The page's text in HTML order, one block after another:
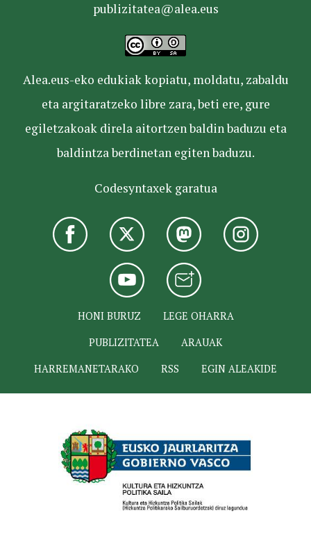
publizitatea@alea.eus
Alea.eus-eko edukiak kopiatu, moldatu, zabaldu
eta argitaratzeko libre zara, beti ere, gure
egiletzakoak direla aitortzen baldin baduzu eta
baldintza berdinetan egiten baduzu.
Codesyntaxek garatua
HONI BURUZ
LEGE OHARRA
PUBLIZITATEA
ARAUAK
HARREMANETARAKO
RSS EGIN ALEAKIDE